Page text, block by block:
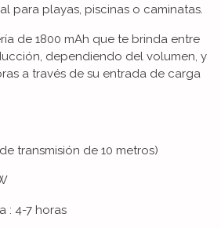
para playas, piscinas o caminatas.
de 1800 mAh que te brinda entre
dependiendo del volumen, y
a través de su entrada de carga
transmisión de 10 metros)
: 4-7 horas